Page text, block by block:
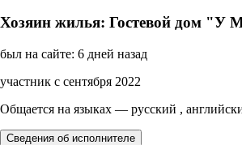
Хозяин жилья: Гостевой дом "У
был на сайте: 6 дней назад
участник с сентября 2022
Общается на языках — русский ,
Сведения об исполнителе